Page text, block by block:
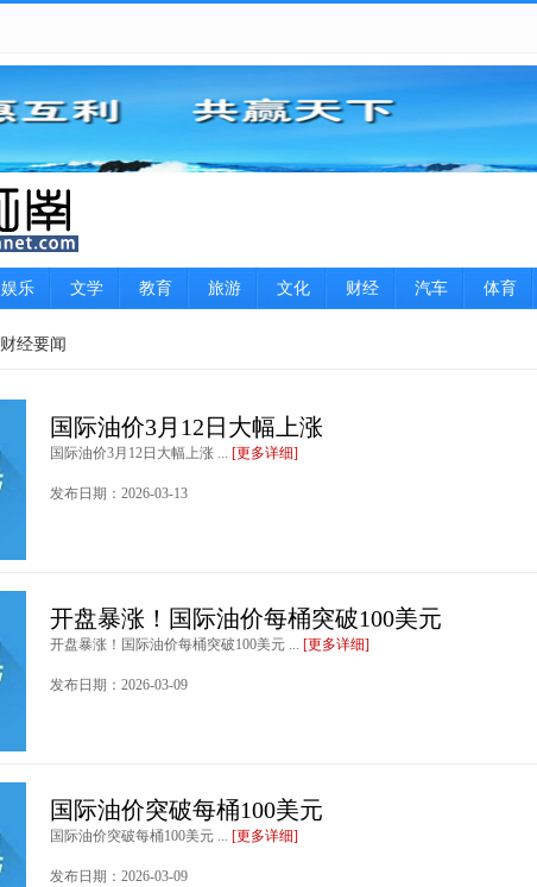
娱乐 文学 教育 旅游 文化 财经 汽车 体育
财经要闻
国际油价3月12日大幅上涨
国际油价3月12日大幅上涨 ... [更多详细]
发布日期：2026-03-13
开盘暴涨！国际油价每桶突破100美元
开盘暴涨！国际油价每桶突破100美元 ... [更多详细]
发布日期：2026-03-09
国际油价突破每桶100美元
国际油价突破每桶100美元 ... [更多详细]
发布日期：2026-03-09